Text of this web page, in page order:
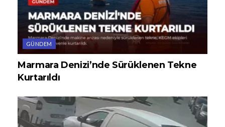
GÜNDEM
Marmara Denizi’nde Sürüklenen Tekne
Kurtarıldı